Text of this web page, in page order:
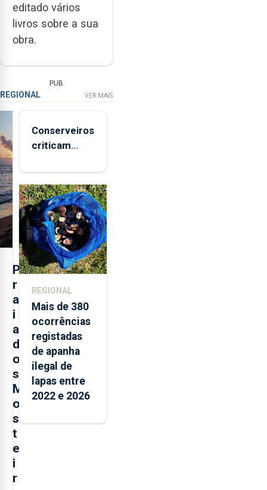
editado vários
livros sobre a sua
obra.
PUB
REGIONAL VER MAIS
P
r
a
i
a
d
o
s
M
o
s
t
e
i
r
Conserveiros
criticam
brancas com
selo Marca
Açores
REGIONAL
Mais de 380
ocorrências
registadas
de apanha
ilegal de
lapas entre
2022 e 2026